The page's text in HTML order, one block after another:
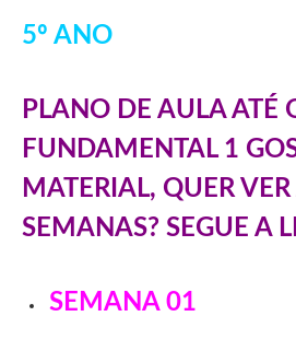
5º ANO
PLANO DE AULA ATÉ
FUNDAMENTAL 1
MATERIAL, QUER
SEMANAS? SEGUE A
SEMANA 01